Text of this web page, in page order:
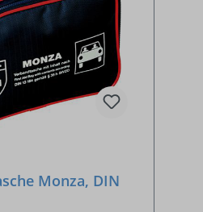
Monza, DIN